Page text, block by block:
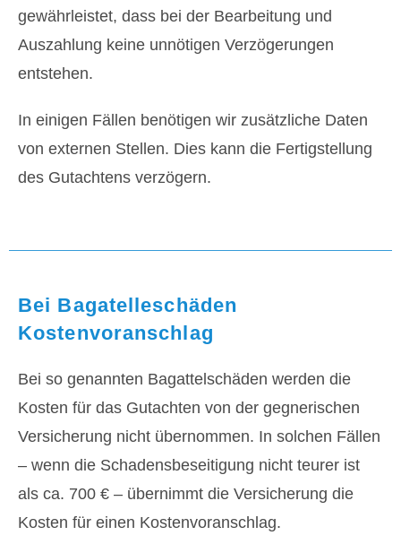
gewährleistet, dass bei der Bearbeitung und
Auszahlung keine unnötigen Verzögerungen
entstehen.
In einigen Fällen benötigen wir zusätzliche Daten
von externen Stellen. Dies kann die Fertigstellung
des Gutachtens verzögern.
Bei Bagatelleschäden
Kostenvoranschlag
Bei so genannten Bagattelschäden werden die
Kosten für das Gutachten von der gegnerischen
Versicherung nicht übernommen. In solchen Fällen
– wenn die Schadensbeseitigung nicht teurer ist
als ca. 700 € – übernimmt die Versicherung die
Kosten für einen Kostenvoranschlag.